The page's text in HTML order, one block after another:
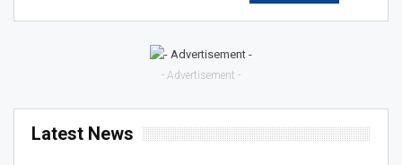
- Advertisement -
Latest News